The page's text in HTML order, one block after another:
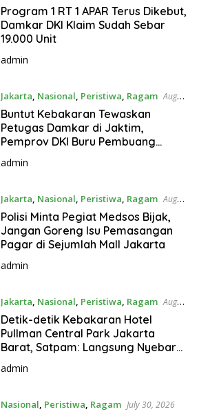
4, 2026
Program 1 RT 1 APAR Terus Dikebut,
Damkar DKI Klaim Sudah Sebar
19.000 Unit
admin
Jakarta, Nasional, Peristiwa, Ragam August
3, 2026
Buntut Kebakaran Tewaskan
Petugas Damkar di Jaktim,
Pemprov DKI Buru Pembuang
Sampah Ilegal
admin
Jakarta, Nasional, Peristiwa, Ragam August
2, 2026
Polisi Minta Pegiat Medsos Bijak,
Jangan Goreng Isu Pemasangan
Pagar di Sejumlah Mall Jakarta
admin
Jakarta, Nasional, Peristiwa, Ragam August
1, 2026
Detik-detik Kebakaran Hotel
Pullman Central Park Jakarta
Barat, Satpam: Langsung Nyebar
ke Atas
admin
Nasional, Peristiwa, Ragam July 30, 2026